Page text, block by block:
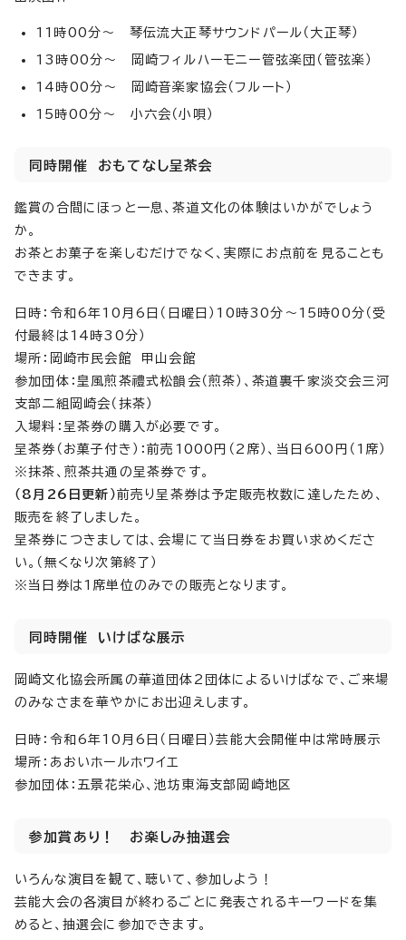
11時00分～ 琴伝流大正琴サウンドパール（大正琴）
13時00分～ 岡崎フィルハーモニー管弦楽団（管弦楽）
14時00分～ 岡崎音楽家協会（フルート）
15時00分～ 小六会（小唄）
同時開催 おもてなし呈茶会
鑑賞の合間にほっと一息、茶道文化の体験はいかがでしょう
か。
お茶とお菓子を楽しむだけでなく、実際にお点前を見ることも
できます。
日時：令和6年10月6日（日曜日）10時30分～15時00分（受
付最終は14時30分）
場所：岡崎市民会館 甲山会館
参加団体：皇風煎茶禮式松韻会（煎茶）、茶道裏千家淡交会三河
支部二組岡崎会（抹茶）
入場料：呈茶券の購入が必要です。
呈茶券（お菓子付き）：前売1000円（2席）、当日600円（1席）
※抹茶、煎茶共通の呈茶券です。
（8月26日更新）前売り呈茶券は予定販売枚数に達したため、
販売を終了しました。
呈茶券につきましては、会場にて当日券をお買い求めくださ
い。（無くなり次第終了）
※当日券は1席単位のみでの販売となります。
同時開催 いけばな展示
岡崎文化協会所属の華道団体2団体によるいけばなで、ご来場
のみなさまを華やかにお出迎えします。
日時：令和6年10月6日（日曜日）芸能大会開催中は常時展示
場所：あおいホールホワイエ
参加団体：五景花栄心、池坊東海支部岡崎地区
参加賞あり！ お楽しみ抽選会
いろんな演目を観て、聴いて、参加しよう！
芸能大会の各演目が終わるごとに発表されるキーワードを集
めると、抽選会に参加できます。